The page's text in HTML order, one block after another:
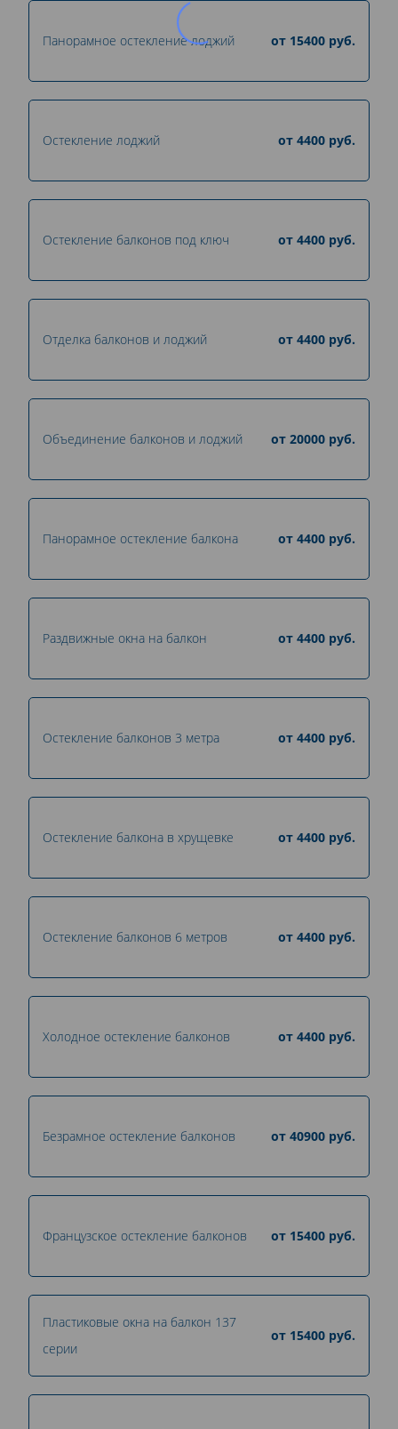
Панорамное остекление лоджий от 15400 руб.
Остекление лоджий от 4400 руб.
Остекление балконов под ключ от 4400 руб.
Отделка балконов и лоджий от 4400 руб.
Объединение балконов и лоджий от 20000 руб.
Панорамное остекление балкона от 4400 руб.
Раздвижные окна на балкон от 4400 руб.
Остекление балконов 3 метра от 4400 руб.
Остекление балкона в хрущевке от 4400 руб.
Остекление балконов 6 метров от 4400 руб.
Холодное остекление балконов от 4400 руб.
Безрамное остекление балконов от 40900 руб.
Французское остекление балконов от 15400 руб.
Пластиковые окна на балкон 137
серии
от 15400 руб.